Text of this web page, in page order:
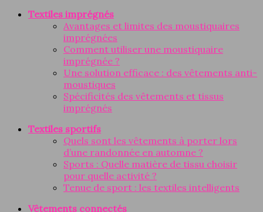
Textiles imprégnés
Avantages et limites des moustiquaires
imprégnées
Comment utiliser une moustiquaire
imprégnée ?
Une solution efficace : des vêtements anti-
moustiques
Spécificités des vêtements et tissus
imprégnés
Textiles sportifs
Quels sont les vêtements à porter lors
d’une randonnée en automne ?
Sports : Quelle matière de tissu choisir
pour quelle activité ?
Tenue de sport : les textiles intelligents
Vêtements connectés